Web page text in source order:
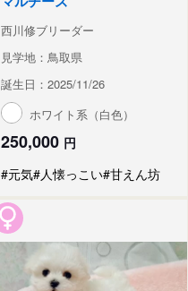
西川修ブリーダー
見学地：鳥取県
誕生日：2025/11/26
ホワイト系（白色）
250,000 円
#元気#人懐っこい#甘えん坊